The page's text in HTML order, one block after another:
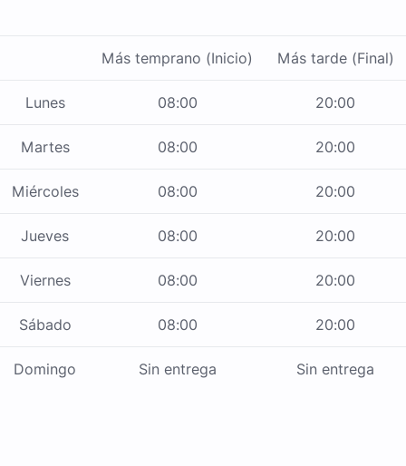
Más temprano (Inicio) Más tarde (Final)
Lunes 08:00 20:00
Martes 08:00 20:00
Miércoles 08:00 20:00
Jueves 08:00 20:00
Viernes 08:00 20:00
Sábado 08:00 20:00
Domingo Sin entrega Sin entrega